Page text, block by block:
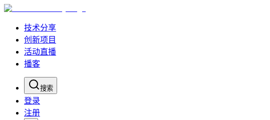
技术分享
创新项目
活动直播
播客
搜索
登录
注册